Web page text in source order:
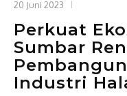
20 Juni 2023
Perkuat
Sumbar
Industri